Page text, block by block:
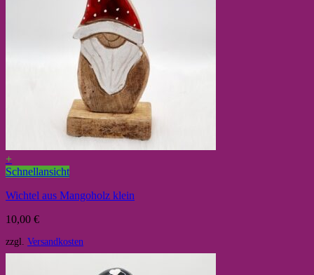
+
Schnellansicht
Wichtel aus Mangoholz klein
10,00 €
zzgl. Versandkosten